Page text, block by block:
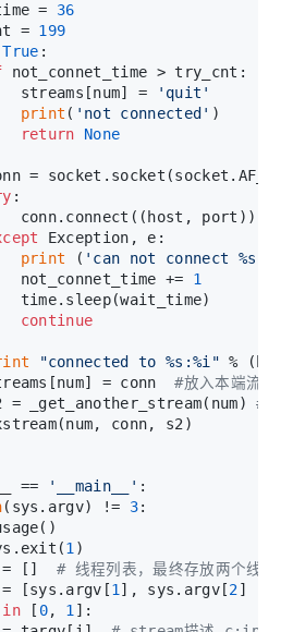
=
36
=
199
True :
not_connet_time > try_cnt:
streams[num] =
'quit'
print ( 'not connected' )
return
None
=
:
conn.connect((host, port))
Exception, e:
print ( 'can not connect
not_connet_time +=
1
time.sleep(wait_time)
continue
"connected to %s:%i" %
= conn
#放入本端流对象
= _get_another_stream(num)
#获
conn, s2)
== '__main__' :
(sys.argv) != 3:
1 )
= []
# 线程列表，最终存放两个线程
[sys.argv[
1 ], sys.argv[2] ]
in [ 0, 1 ]: